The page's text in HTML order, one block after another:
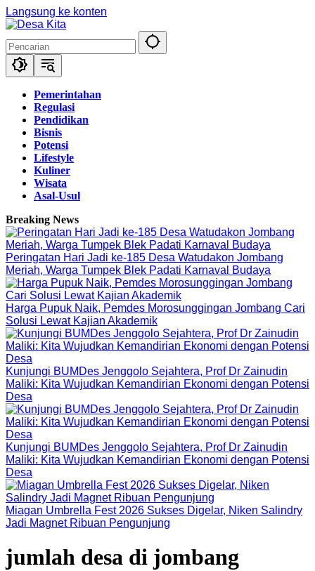
Langsung ke konten
Pemerintahan
Regulasi
Pendidikan
Bisnis
Potensi
Lifestyle
Kuliner
Wisata
Asal-Usul
Breaking News
Peringatan Hari Jadi ke-185 Desa Watudakon Jombang
Meriah, Warga Tumpek Blek Padati Karnaval Budaya
Harga Pupuk Naik, Pemdes Morosunggingan Jombang Cari
Solusi Lewat Kajian Akademik
Kunjungi BUMDes Jenggolo Sejahtera, Prof Dr Zainudin
Maliki: Kita Wujudkan Kemandirian Ekonomi dengan Potensi
Desa
Kunjungi BUMDes Jenggolo Sejahtera, Prof Dr Zainudin
Maliki: Kita Wujudkan Kemandirian Ekonomi dengan Potensi
Desa
Miagan Umbrella Fest 2026 Sukses Digelar, Niken Salindry
Jadi Magnet Ribuan Pengunjung
jumlah desa di jombang